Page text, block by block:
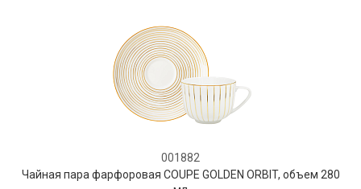
001882
Чайная пара фарфоровая COUPE GOLDEN ORBIT, объем 280